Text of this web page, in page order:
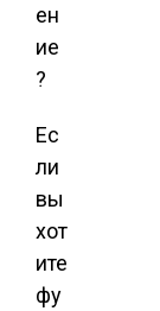
ен
ие
?
Ес
ли
вы
хот
ите
фу